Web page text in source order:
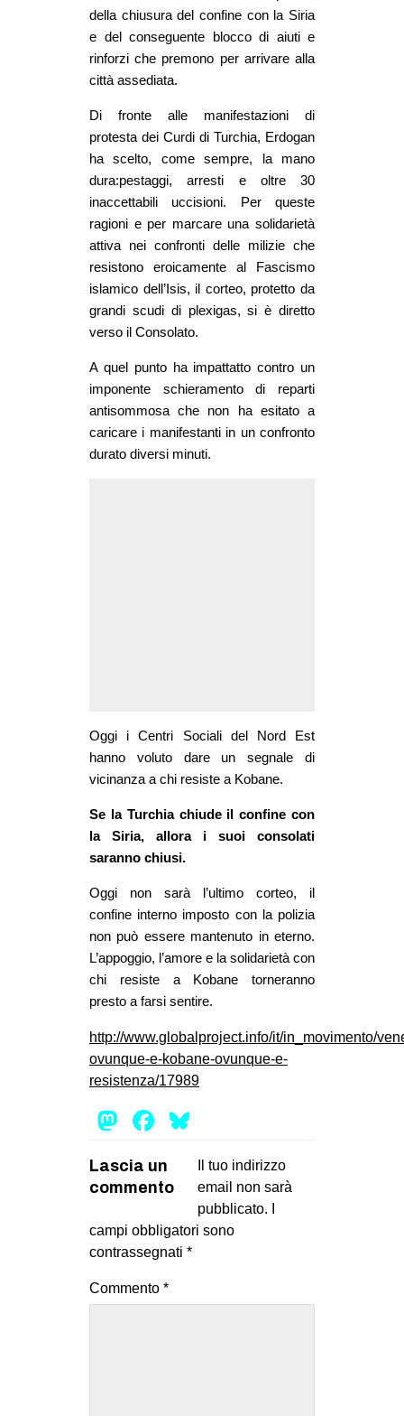
della chiusura del confine con la Siria
e del conseguente blocco di aiuti e
rinforzi che premono per arrivare alla
città assediata.
Di fronte alle manifestazioni di
protesta dei Curdi di Turchia, Erdogan
ha scelto, come sempre, la mano
dura:pestaggi, arresti e oltre 30
inaccettabili uccisioni. Per queste
ragioni e per marcare una solidarietà
attiva nei confronti delle milizie che
resistono eroicamente al Fascismo
islamico dell’Isis, il corteo, protetto da
grandi scudi di plexigas, si è diretto
verso il Consolato.
A quel punto ha impattatto contro un
imponente schieramento di reparti
antisommosa che non ha esitato a
caricare i manifestanti in un confronto
durato diversi minuti.
Oggi i Centri Sociali del Nord Est
hanno voluto dare un segnale di
vicinanza a chi resiste a Kobane.
Se la Turchia chiude il confine con
la Siria, allora i suoi consolati
saranno chiusi.
Oggi non sarà l’ultimo corteo, il
confine interno imposto con la polizia
non può essere mantenuto in eterno.
L’appoggio, l’amore e la solidarietà con
chi resiste a Kobane torneranno
presto a farsi sentire.
http://www.globalproject.info/it/in_movimento/
ovunque-e-kobane-ovunque-e-
resistenza/17989
Mastodon
Facebook
Lascia un
commento
Il tuo indirizzo
email non sarà
pubblicato.
campi obbligatori sono
contrassegnati *
Commento *